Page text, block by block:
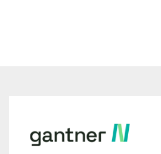
végzett mozgásteljes testet
átmozgató edzést